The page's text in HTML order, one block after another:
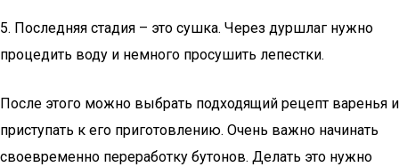
5. Последняя стадия – это сушка. Через дуршлаг нужно
процедить воду и немного просушить лепестки.
После этого можно выбрать подходящий рецепт варенья и
приступать к его приготовлению. Очень важно начинать
своевременно переработку бутонов. Делать это нужно